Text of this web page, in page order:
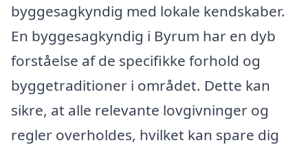
byggesagkyndig med lokale kendskaber.
En byggesagkyndig i Byrum har en dyb
forståelse af de specifikke forhold og
byggetraditioner i området. Dette kan
sikre, at alle relevante lovgivninger og
regler overholdes, hvilket kan spare dig